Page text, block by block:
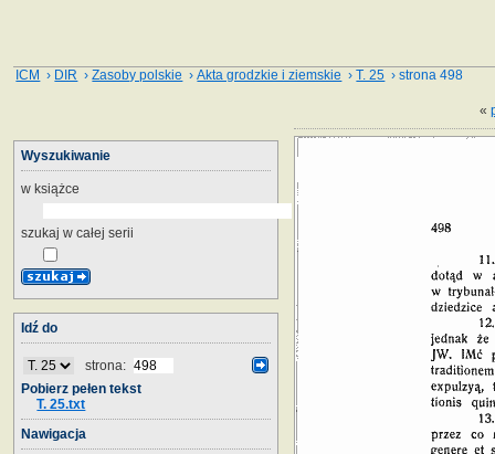
ICM › DIR ›Zasoby polskie ›Akta grodzkie i ziemskie ›T. 25 › strona 498
«
Wyszukiwanie
w książce
szukaj w całej serii
Idź do
strona:
Pobierz pełen tekst
T. 25.txt
Nawigacja